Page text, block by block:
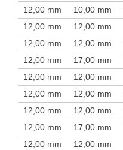
12,00 mm
10,00 mm
12,00 mm
12,00 mm
12,00 mm
12,00 mm
12,00 mm
17,00 mm
12,00 mm
12,00 mm
12,00 mm
12,00 mm
12,00 mm
12,00 mm
12,00 mm
17,00 mm
12,00 mm
12,00 mm